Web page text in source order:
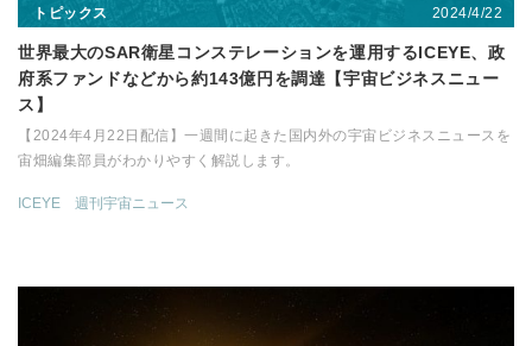
トピックス 2024/4/22
世界最大のSAR衛星コンステレーションを運用するICEYE、政
府系ファンドなどから約143億円を調達【宇宙ビジネスニュー
ス】
【2024年4月22日配信】一週間に起きた国内外の宇宙ビジネスニュースを
宙畑編集部員がわかりやすく解説します。
ICEYE 週刊宇宙ニュース